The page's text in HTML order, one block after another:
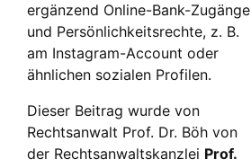
ergänzend Online-Bank-Zugänge
und Persönlichkeitsrechte, z. B.
am Instagram-Account oder
ähnlichen sozialen Profilen.
Dieser Beitrag wurde von
Rechtsanwalt Prof. Dr. Böh von
der Rechtsanwaltskanzlei Prof.